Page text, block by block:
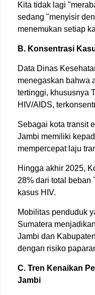
Kita tidak lagi
sedang "menyisir
menemukan setiap
B. Konsentrasi
Data Dinas
menegaskan bahwa
tertinggi, khususnya
HIV/AIDS,
Sebagai kota transit
Jambi memiliki
mempercepat laju
Hingga akhir 2025,
28% dari total beban
kasus HIV.
Mobilitas penduduk
Sumatera
Jambi dan
dengan risiko
C. Tren Kenaikan
Jambi